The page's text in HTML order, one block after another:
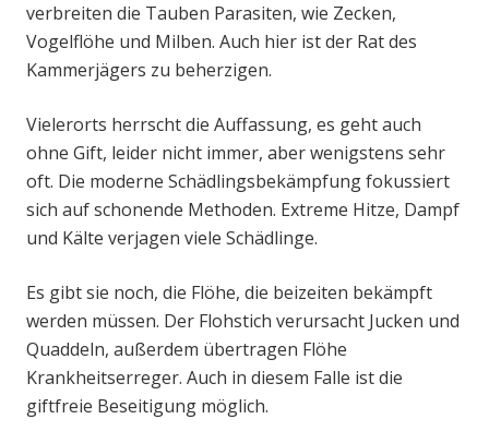
verbreiten die Tauben Parasiten, wie Zecken,
Vogelflöhe und Milben. Auch hier ist der Rat des
Kammerjägers zu beherzigen.
Vielerorts herrscht die Auffassung, es geht auch
ohne Gift, leider nicht immer, aber wenigstens sehr
oft. Die moderne Schädlingsbekämpfung fokussiert
sich auf schonende Methoden. Extreme Hitze, Dampf
und Kälte verjagen viele Schädlinge.
Es gibt sie noch, die Flöhe, die beizeiten bekämpft
werden müssen. Der Flohstich verursacht Jucken und
Quaddeln, außerdem übertragen Flöhe
Krankheitserreger. Auch in diesem Falle ist die
giftfreie Beseitigung möglich.